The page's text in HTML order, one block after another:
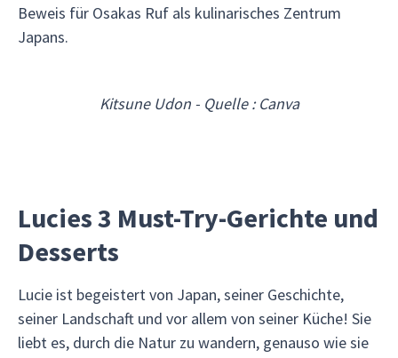
Beweis für Osakas Ruf als kulinarisches Zentrum
Japans.
Kitsune Udon - Quelle : Canva
Lucies 3 Must-Try-Gerichte und
Desserts
Lucie ist begeistert von Japan, seiner Geschichte,
seiner Landschaft und vor allem von seiner Küche! Sie
liebt es, durch die Natur zu wandern, genauso wie sie